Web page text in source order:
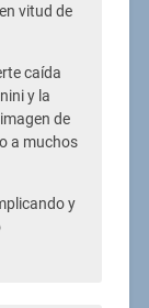
vitud de
caída
y la
de
a muchos
y